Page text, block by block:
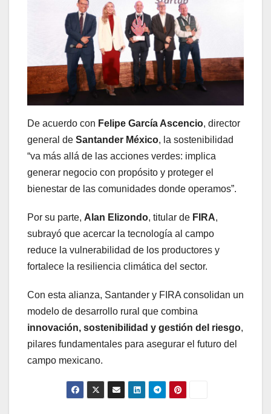
De acuerdo con Felipe García Ascencio, director
general de Santander México, la sostenibilidad
“va más allá de las acciones verdes: implica
generar negocio con propósito y proteger el
bienestar de las comunidades donde operamos”.
Por su parte, Alan Elizondo, titular de FIRA,
subrayó que acercar la tecnología al campo
reduce la vulnerabilidad de los productores y
fortalece la resiliencia climática del sector.
Con esta alianza, Santander y FIRA consolidan un
modelo de desarrollo rural que combina
innovación, sostenibilidad y gestión del riesgo,
pilares fundamentales para asegurar el futuro del
campo mexicano.